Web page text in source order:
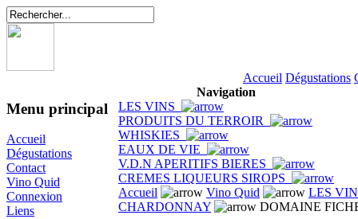
Accueil Dégustations
Menu principal
Accueil
Dégustations
Contact
Vino Quid
Connexion
Liens
Navigation
LES VINS
PRODUITS DU TERROIR
WHISKIES
EAUX DE VIE
V.D.N APERITIFS BIERES
CREMES LIQUEURS SIROPS
Accueil
Vino Quid
LES
CHARDONNAY
DOMAINE